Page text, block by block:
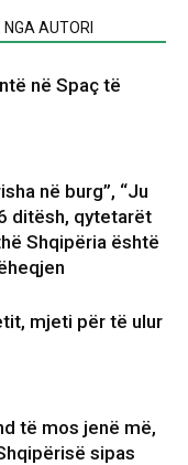
AUTORI
në Spaç të
në burg”, “Ju
ditësh, qytetarët
Shqipëria është
mjeti për të ulur
të mos jenë më,
sipas